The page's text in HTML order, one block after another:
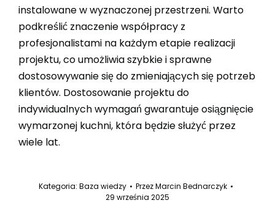
instalowane w wyznaczonej przestrzeni. Warto
podkreślić znaczenie współpracy z
profesjonalistami na każdym etapie realizacji
projektu, co umożliwia szybkie i sprawne
dostosowywanie się do zmieniających się potrzeb
klientów. Dostosowanie projektu do
indywidualnych wymagań gwarantuje osiągnięcie
wymarzonej kuchni, która będzie służyć przez
wiele lat.
Kategoria: Baza wiedzy PrzezMarcin Bednarczyk
29 września 2025